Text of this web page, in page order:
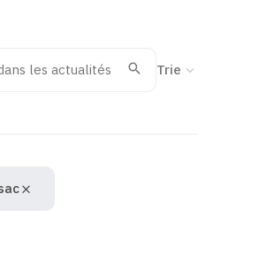
ValiderTrier la recherche